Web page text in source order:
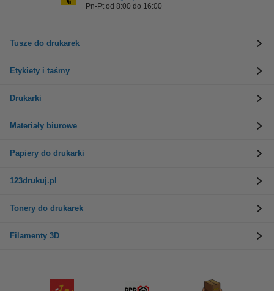
Pn-Pt od 8:00 do 16:00
Tusze do drukarek
Etykiety i taśmy
Drukarki
Materiały biurowe
Papiery do drukarki
123drukuj.pl
Tonery do drukarek
Filamenty 3D